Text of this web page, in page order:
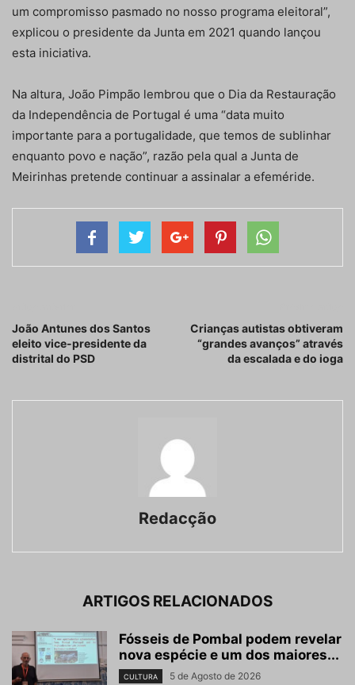
um compromisso pasmado no nosso programa eleitoral”,
explicou o presidente da Junta em 2021 quando lançou
esta iniciativa.
Na altura, João Pimpão lembrou que o Dia da Restauração
da Independência de Portugal é uma “data muito
importante para a portugalidade, que temos de sublinhar
enquanto povo e nação”, razão pela qual a Junta de
Meirinhas pretende continuar a assinalar a efeméride.
João Antunes dos Santos
eleito vice-presidente da
distrital do PSD
Crianças autistas obtiveram
“grandes avanços” através
da escalada e do ioga
Redacção
ARTIGOS RELACIONADOS
Fósseis de Pombal podem revelar
nova espécie e um dos maiores...
CULTURA 5 de Agosto de 2026